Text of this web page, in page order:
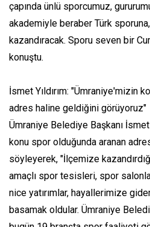
çapında ünlü sporcumuz,
akademiyle beraber Türk
kazandıracak. Sporu seven bir
konuştu.
İsmet Yıldırım: "Ümraniye'mizin
adres haline geldiğini görüyoruz"
Ümraniye Belediye Başkanı İsmet
konu spor olduğunda aranan
söyleyerek, "İlçemize
amaçlı spor tesisleri, spor
nice yatırımlar, hayallerimize
basamak oldular. Ümraniye